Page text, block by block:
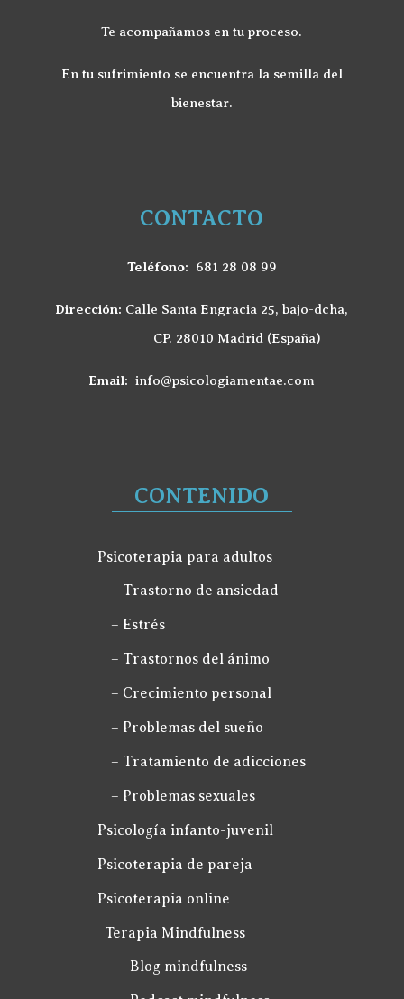
Te acompañamos en tu proceso.
En tu sufrimiento se encuentra la semilla del
bienestar.
CONTACTO
Teléfono: 681 28 08 99
Dirección: Calle Santa Engracia 25, bajo-dcha,
CP. 28010 Madrid (España)
Email:info@psicologiamentae.com
CONTENIDO
Psicoterapia para adultos
– Trastorno de ansiedad
– Estrés
– Trastornos del ánimo
– Crecimiento personal
– Problemas del sueño
– Tratamiento de adicciones
– Problemas sexuales
Psicología infanto-juvenil
Psicoterapia de pareja
Psicoterapia online
Terapia Mindfulness
– Blog mindfulness